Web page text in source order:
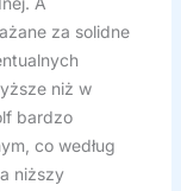
za solidne
niż w
bardzo
co według
niższy